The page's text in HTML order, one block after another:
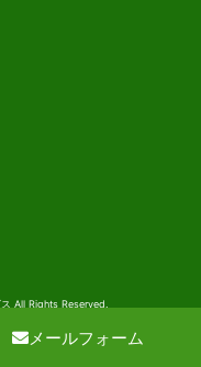
メールフォーム
All Rights Reserved.